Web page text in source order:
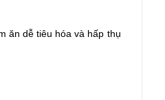
ăn dễ tiêu hóa và hấp thụ